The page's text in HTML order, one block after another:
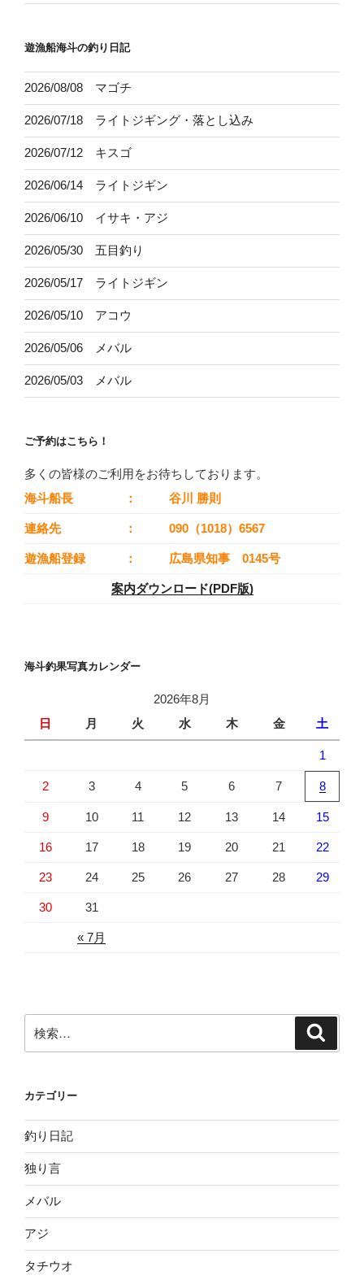
遊漁船海斗の釣り日記
2026/08/08 マゴチ
2026/07/18 ライトジギング・落とし込み
2026/07/12 キスゴ
2026/06/14 ライトジギン
2026/06/10 イサキ・アジ
2026/05/30 五目釣り
2026/05/17 ライトジギン
2026/05/10 アコウ
2026/05/06 メバル
2026/05/03 メバル
ご予約はこちら！
多くの皆様のご利用をお待ちしております。
海斗船長
： 谷川 勝則
連絡先 ： 090（1018）6567
遊漁船登録 ： 広島県知事 0145号
案内ダウンロード(PDF版)
海斗釣果写真カレンダー
2026年8月
日
月 火 水 木 金 土
« 7月
1
2 3 4 5 6 7 8
9 10 11 12 13 14 15
16 17 18 19 20 21 22
23 24 25 26 27 28 29
30 31
索:
カテゴリー
釣り日記
独り言
メバル
アジ
タチウオ